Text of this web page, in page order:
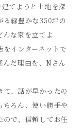
てようと土地を探
る緑豊かな350坪の
な家を立てよ
インターネットで
んだ理由を、Nさん
て、話が早かったの
ちろん、使い勝手や
ので、信頼してお任